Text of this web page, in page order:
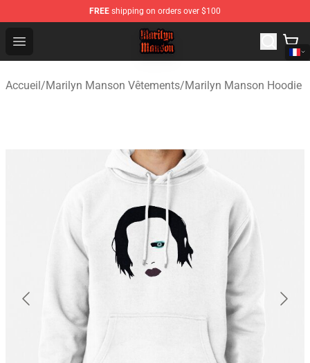
FREE shipping on orders over $100
Open menu
Marilyn Manson Shop - Official Marilyn Manson
Accueil/Marilyn Manson Vêtements/Marilyn Manson Hoodie